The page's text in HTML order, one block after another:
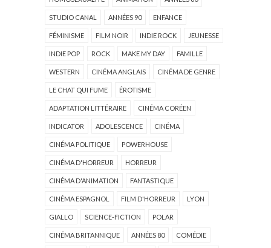
STUDIO CANAL ANNÉES 90 ENFANCE
FÉMINISME FILM NOIR INDIE ROCK JEUNESSE
INDIE POP ROCK MAKE MY DAY FAMILLE
WESTERN CINÉMA ANGLAIS CINÉMA DE GENRE
LE CHAT QUI FUME ÉROTISME
ADAPTATION LITTÉRAIRE CINÉMA CORÉEN
INDICATOR ADOLESCENCE CINÉMA
CINÉMA POLITIQUE POWERHOUSE
CINÉMA D'HORREUR HORREUR
CINÉMA D'ANIMATION FANTASTIQUE
CINÉMA ESPAGNOL FILM D'HORREUR LYON
GIALLO SCIENCE-FICTION POLAR
CINÉMA BRITANNIQUE ANNÉES 80 COMÉDIE